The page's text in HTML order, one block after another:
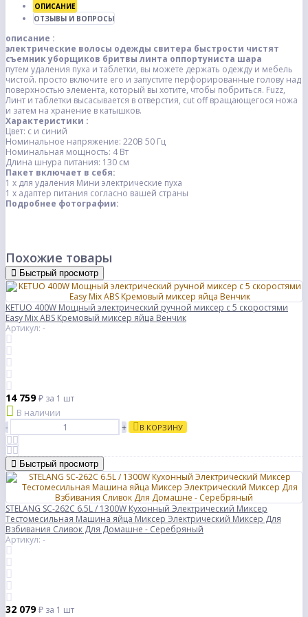
ОПИСАНИЕ
ОТЗЫВЫ И ВОПРОСЫ
описание :
электрические волосы одежды свитера быстрости чистят
съемник уборщиков бритвы линта оппортуниста шара
путем удаления пуха и таблетки, вы можете держать одежду и мебель
чистой. просто включите его и запустите перфорированные голову над
поверхностью элемента, который вы хотите, чтобы побриться. Fuzz,
Линт и таблетки высасывается в отверстия, cut off вращающегося ножа
и затем на хранение в катышков.
Характеристики :
Цвет: с и синий
Номинальное напряжение: 220В 50 Гц
Номинальная мощность: 4 Вт
Длина шнура питания: 130 см
Пакет включает в себя:
1 x для удаления Мини электрические пуха
1 x адаптер питания согласно вашей страны
Подробнее фотографии:
Похожие товары
Быстрый просмотр
KETUO 400W Мощный электрический ручной миксер с 5 скоростями
Easy Mix ABS Кремовый миксер яйца Венчик
Артикул: -
14 759₽ за 1 шт
В наличии
-
+ В КОРЗИНУ
Быстрый просмотр
STELANG SC-262C 6.5L / 1300W Кухонный Электрический Миксер
Тестомесильная Машина яйца Миксер Электрический Миксер Для
Взбивания Сливок Для Домашне - Серебряный
Артикул: -
32 079₽ за 1 шт